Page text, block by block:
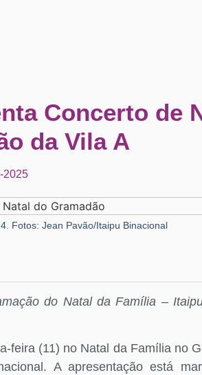
Concerto de
da Vila A
2025
Fotos: Jean Pavão/Itaipu Binacional
do Natal da Família –
feira (11) no Natal da Família no
A apresentação está